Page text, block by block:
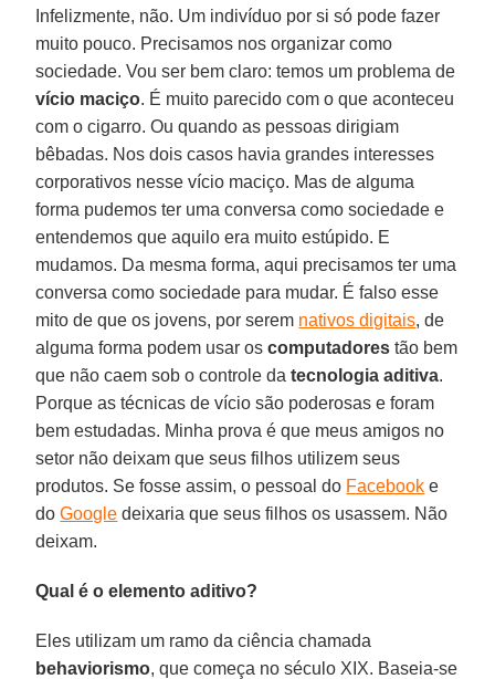
Infelizmente, não. Um indivíduo por si só pode fazer
muito pouco. Precisamos nos organizar como
sociedade. Vou ser bem claro: temos um problema de
vício maciço. É muito parecido com o que aconteceu
com o cigarro. Ou quando as pessoas dirigiam
bêbadas. Nos dois casos havia grandes interesses
corporativos nesse vício maciço. Mas de alguma
forma pudemos ter uma conversa como sociedade e
entendemos que aquilo era muito estúpido. E
mudamos. Da mesma forma, aqui precisamos ter uma
conversa como sociedade para mudar. É falso esse
mito de que os jovens, por serem nativos digitais, de
alguma forma podem usar os computadores tão bem
que não caem sob o controle datecnologia aditiva.
Porque as técnicas de vício são poderosas e foram
bem estudadas. Minha prova é que meus amigos no
setor não deixam que seus filhos utilizem seus
produtos. Se fosse assim, o pessoal do Facebook e
doGoogle deixaria que seus filhos os usassem. Não
deixam.
Qual é o elemento aditivo?
Eles utilizam um ramo da ciência chamada
behaviorismo, que começa no século XIX. Baseia-se